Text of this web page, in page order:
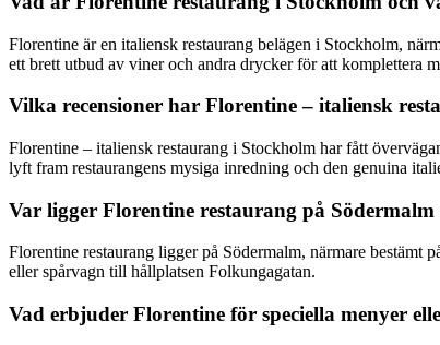
Florentine är en italiensk restaurang belägen i Stockholm,
ett brett utbud av viner och andra drycker för att komplettera
Vilka recensioner har Florentine – italiensk
Florentine – italiensk restaurang i Stockholm har fått
lyft fram restaurangens mysiga inredning och den genuina
Var ligger Florentine restaurang på
Florentine restaurang ligger på Södermalm, närmare bestämt
eller spårvagn till hållplatsen Folkungagatan.
Vad erbjuder Florentine för speciella menyer